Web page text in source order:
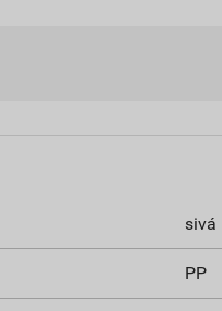
sivá
PP